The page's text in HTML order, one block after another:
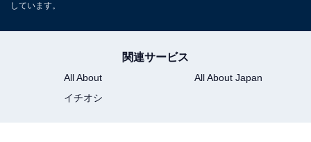
こちらもおすすめ
「好きな男性アナウンサー」ランキング！ 2位
しています。
関連サービス
All About
All About Japan
イチオシ